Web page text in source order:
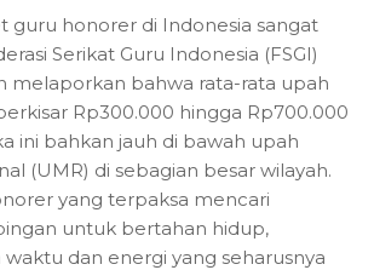
guru honorer di Indonesia sangat
Serikat Guru Indonesia (FSGI)
melaporkan bahwa rata-rata upah
Rp300.000 hingga Rp700.000
ini bahkan jauh di bawah upah
(UMR) di sebagian besar wilayah.
yang terpaksa mencari
untuk bertahan hidup,
dan energi yang seharusnya